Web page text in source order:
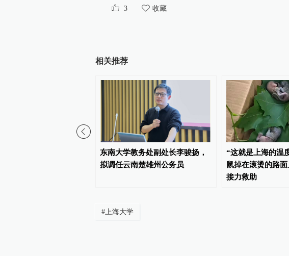
3 收藏
相关推荐
00:44
东南大学教务处副处长李骏扬，
拟调任云南楚雄州公务员
“这就是上海的温
鼠掉在滚烫的路
接力救助
# 上海大学